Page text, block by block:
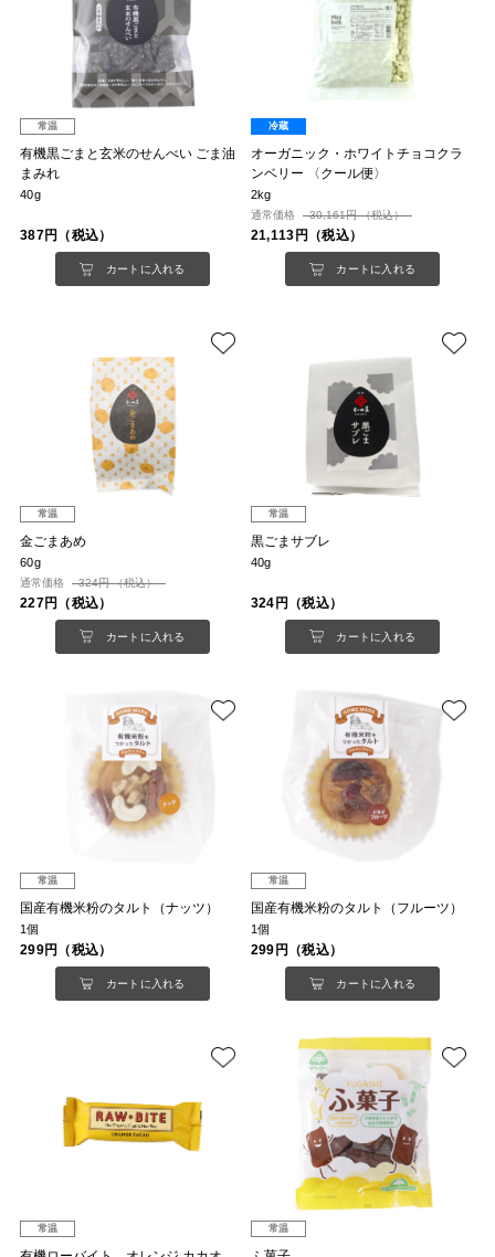
常温
有機黒ごまと玄米のせんべい ごま油
まみれ
40g
387円（税込）
カートに入れる
冷蔵
オーガニック・ホワイトチョコクラ
ンベリー 〈クール便〉
2kg
通常価格 30,161円 （税込）
21,113円（税込）
カートに入れる
常温
金ごまあめ
60g
通常価格 324円 （税込）
227円（税込）
カートに入れる
常温
黒ごまサブレ
40g
324円（税込）
カートに入れる
常温
国産有機米粉のタルト（ナッツ）
1個
299円（税込）
カートに入れる
常温
国産有機米粉のタルト（フルーツ）
1個
299円（税込）
カートに入れる
常温 常温